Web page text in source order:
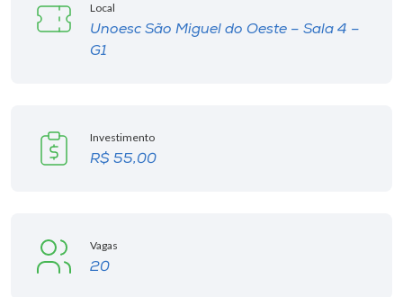
Local
Unoesc São Miguel do Oeste – Sala 4 –
G1
Investimento
R$ 55,00
Vagas
20